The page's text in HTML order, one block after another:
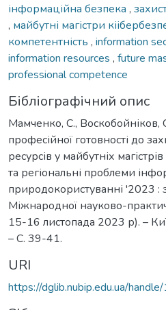
інформаційна безпека ,
, майбутні магістри
компетентність , information
information resources , future
professional competence
Бібліографічний опис
Мамченко, С.,
професійної готовності до
ресурсів у майбутніх
та регіональні проблеми
природокористуванні '2023 :
Міжнародної науково-
15-16 листопада 2023 р). –
– С. 39-41.
URI
https://dglib.nubip.edu.ua/